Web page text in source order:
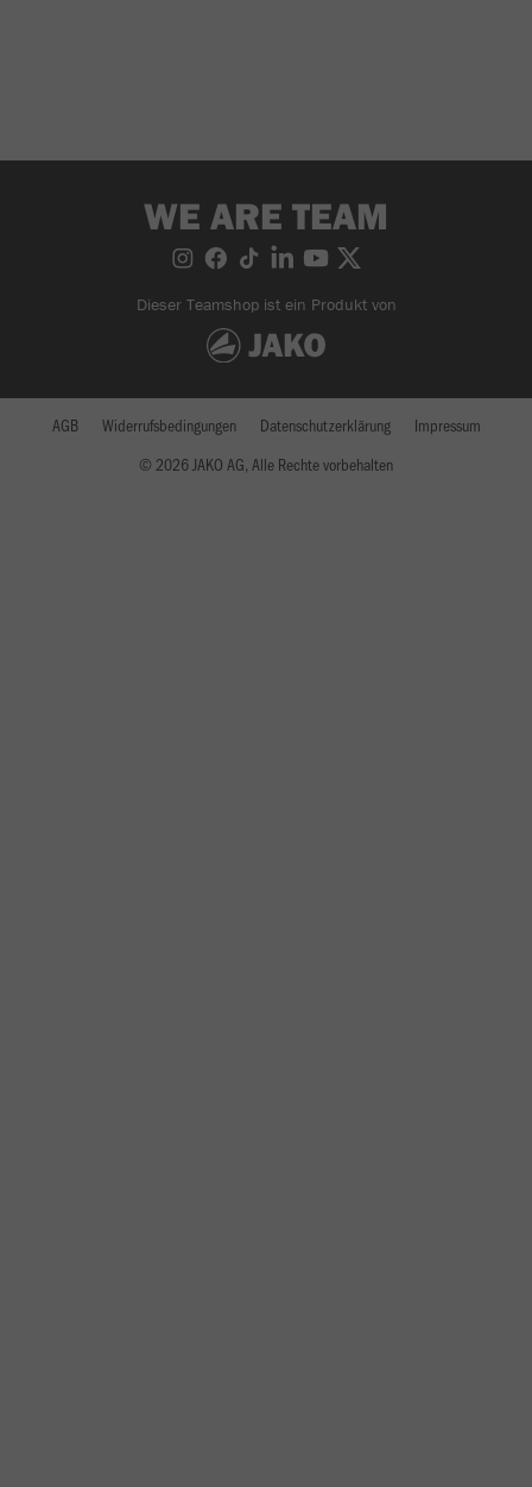
WE ARE TEAM
Dieser Teamshop ist ein Produkt von
© 2026 JAKO AG, Alle Rechte vorbehalten
AGB Widerrufsbedingungen Datenschutzerklärung Impressum